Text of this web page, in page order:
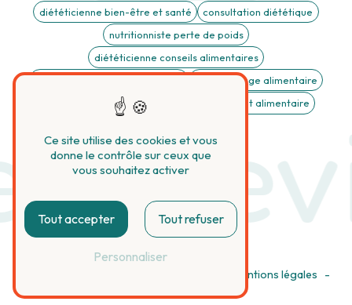
diététicienne bien-être et santé
consultation diététique
nutritionniste perte de poids
diététicienne conseils alimentaires
Rééquilibrage alimentaire
Trouble digestif
Trouble du comportement alimentaire
Mentions légales
-
Gestion des cookies
Ce site utilise des cookies et vous
donne le contrôle sur ceux que
vous souhaitez activer
Tout accepter Tout refuser
Personnaliser